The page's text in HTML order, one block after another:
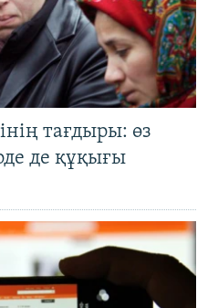
тағдыры: өз
де құқығы